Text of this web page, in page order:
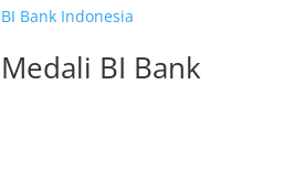
BI Bank